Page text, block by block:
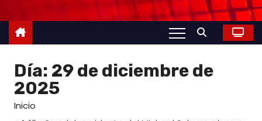
i
Día: 29 de diciembre de
2025
Inicio